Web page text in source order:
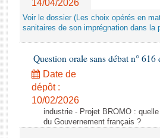
Dossiers législatifs
Comptes rendus des débats
14/04/2026
Voir le dossier (Les choix opérés en
sanitaires de son imprégnation dans la
Question orale sans débat n°
Date de
dépôt :
10/02/2026
industrie - Projet BROMO :
du Gouvernement français ?